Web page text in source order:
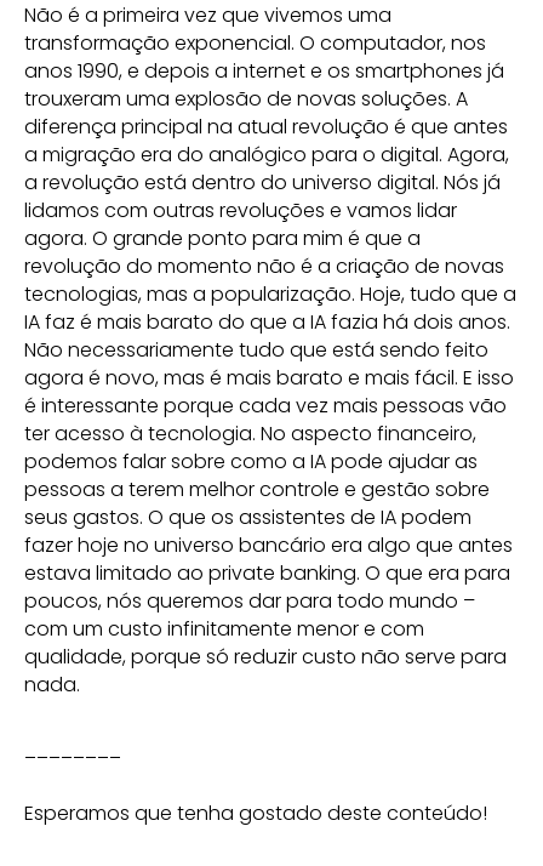
Não é a primeira vez que vivemos uma
transformação exponencial. O computador, nos
anos 1990, e depois a internet e os smartphones já
trouxeram uma explosão de novas soluções. A
diferença principal na atual revolução é que antes
a migração era do analógico para o digital. Agora,
a revolução está dentro do universo digital. Nós já
lidamos com outras revoluções e vamos lidar
agora. O grande ponto para mim é que a
revolução do momento não é a criação de novas
tecnologias, mas a popularização. Hoje, tudo que a
IA faz é mais barato do que a IA fazia há dois anos.
Não necessariamente tudo que está sendo feito
agora é novo, mas é mais barato e mais fácil. E isso
é interessante porque cada vez mais pessoas vão
ter acesso à tecnologia. No aspecto financeiro,
podemos falar sobre como a IA pode ajudar as
pessoas a terem melhor controle e gestão sobre
seus gastos. O que os assistentes de IA podem
fazer hoje no universo bancário era algo que antes
estava limitado ao private banking. O que era para
poucos, nós queremos dar para todo mundo –
com um custo infinitamente menor e com
qualidade, porque só reduzir custo não serve para
nada.
Esperamos que tenha gostado deste conteúdo!